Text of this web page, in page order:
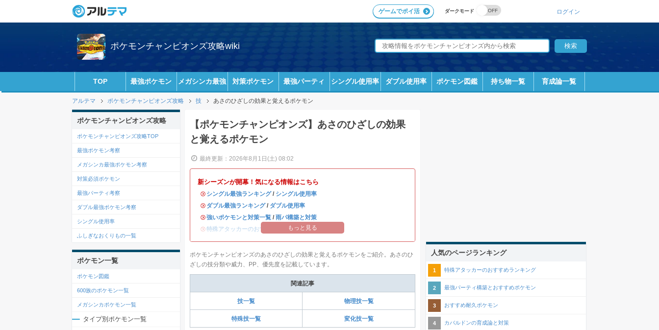
ダークモード
ゲームでポイ活 ログイン
ポケモンチャンピオンズ攻略wiki
TOP 最強ポケモン メガシンカ最強 対策ポケモン 最強パーティ シングル使用率 ダブル使用率 ポケモン図鑑 持ち物一覧 育成論一覧
アルテマ ポケモンチャンピオンズ攻略 技 あさのひざしの効果と覚えるポケモン
【ポケモンチャンピオンズ】あさのひざしの効果
と覚えるポケモン
最終更新：2026年8月1日(土) 08:02
新シーズンが開幕！気になる情報はこちら
・ シングル最強ランキング/ シングル使用率
・ ダブル最強ランキング/ ダブル使用率
・強いポケモンと対策一覧 / 雨パ構築と対策
・特殊アタッカーのおすすめランキング
もっと見る
ポケモンチャンピオンズのあさのひざしの効果と覚えるポケモンをご紹介。あさのひ
ざしの技分類や威力、PP、優先度を記載しています。
関連記事
技一覧 物理技一覧
特殊技一覧 変化技一覧
ポケモンチャンピオンズ攻略
ポケモンチャンピオンズ攻略TOP
最強ポケモン考察
メガシンカ最強ポケモン考察
対策必須ポケモン
最強パーティ考察
ダブル最強ポケモン考察
シングル使用率
ふしぎなおくりもの一覧
ポケモン一覧
ポケモン図鑑
600族のポケモン一覧
メガシンカポケモン一覧
タイプ別ポケモン一覧
人気のページランキング
特殊アタッカーのおすすめランキング
最強パーティ構築とおすすめポケモン
おすすめ耐久ポケモン
カバルドンの育成論と対策